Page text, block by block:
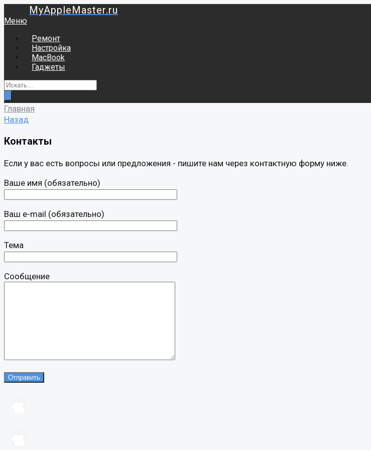
MyAppleMaster.ru
Меню
Ремонт
Настройка
MacBook
Гаджеты
Главная
Назад
Контакты
Если у вас есть вопросы или предложения - пишите нам через контактную форму ниже.
Ваше имя (обязательно)
Ваш e-mail (обязательно)
Тема
Сообщение